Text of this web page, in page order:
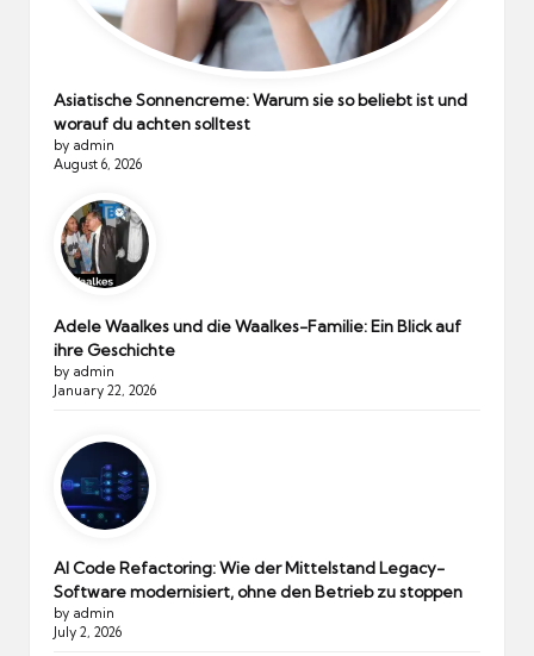
Asiatische Sonnencreme: Warum sie so beliebt ist und
worauf du achten solltest
by admin
August 6, 2026
Adele Waalkes und die Waalkes-Familie: Ein Blick auf
ihre Geschichte
by admin
January 22, 2026
AI Code Refactoring: Wie der Mittelstand Legacy-
Software modernisiert, ohne den Betrieb zu stoppen
by admin
July 2, 2026